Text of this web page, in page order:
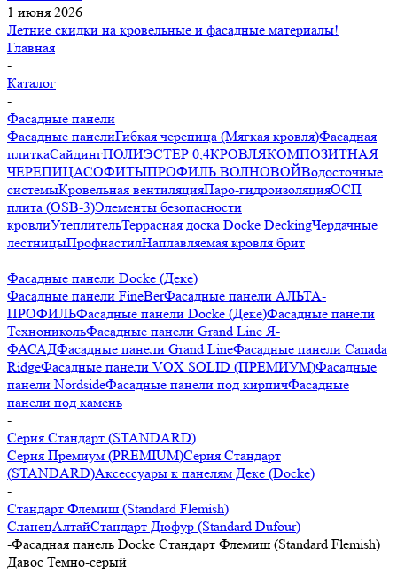
1 июня 2026
Летние скидки на кровельные и фасадные материалы!
Главная
-
Каталог
-
Фасадные панели
Фасадные панелиГибкая черепица (Мягкая кровля)Фасадная
плиткаСайдингПОЛИЭСТЕР 0,4КРОВЛЯКОМПОЗИТНАЯ
ЧЕРЕПИЦАСОФИТЫПРОФИЛЬ ВОЛНОВОЙВодосточные
системыКровельная вентиляцияПаро-гидроизоляцияОСП
плита (OSB-3)Элементы безопасности
кровлиУтеплительТеррасная доска Docke DeckingЧердачные
лестницыПрофнастилНаплавляемая кровля брит
-
Фасадные панели Docke (Деке)
Фасадные панели FineBerФасадные панели АЛЬТА-
ПРОФИЛЬФасадные панели Docke (Деке)Фасадные панели
ТехноникольФасадные панели Grand Line Я-
ФАСАДФасадные панели Grand LineФасадные панели Canada
RidgeФасадные панели VOX SOLID (ПРЕМИУМ)Фасадные
панели NordsideФасадные панели под кирпичФасадные
панели под камень
-
Серия Стандарт (STANDARD)
Серия Премиум (PREMIUM)Серия Стандарт
(STANDARD)Аксессуары к панелям Деке (Docke)
-
Стандарт Флемиш (Standard Flemish)
СланецАлтайСтандарт Дюфур (Standard Dufour)
-Фасадная панель Docke Стандарт Флемиш (Standard Flemish)
Давос Темно-серый